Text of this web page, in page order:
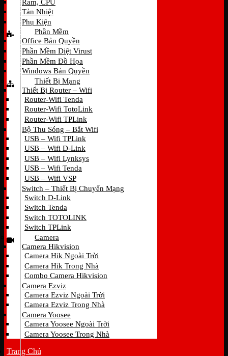
Ram, CPU
Tản Nhiệt
Phụ Kiện
Phần Mềm
Office Bản Quyền
Phần Mềm Diệt Virust
Phần Mềm Đồ Họa
Windows Bản Quyền
Thiết Bị Mạng
Thiết Bị Router – Wifi
Router-Wifi Tenda
Router-Wifi TotoLink
Router-Wifi TPLink
Bộ Thu Sóng – Bắt Wifi
USB – Wifi TPLink
USB – Wifi D-Link
USB – Wifi Lynksys
USB – Wifi Tenda
USB – Wifi VSP
Switch – Thiết Bị Chuyển Mạng
Switch D-Link
Switch Tenda
Switch TOTOLINK
Switch TPLink
Camera
Camera Hikvision
Camera Hik Ngoài Trời
Camera Hik Trong Nhà
Combo Camera Hikvision
Camera Ezviz
Camera Ezviz Ngoài Trời
Camera Ezviz Trong Nhà
Camera Yoosee
Camera Yoosee Ngoài Trời
Camera Yoosee Trong Nhà
Trang Chủ